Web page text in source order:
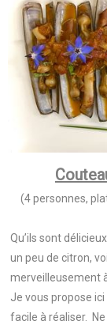
(4 personnes,
Qu’ils sont
un peu de citron,
merveilleusement
Je vous propose
facile à réaliser.